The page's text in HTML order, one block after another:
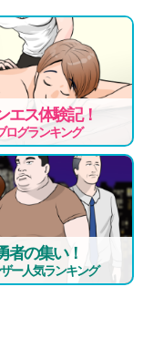
エス体験記！
ログランキング
者の集い！
ー人気ランキング